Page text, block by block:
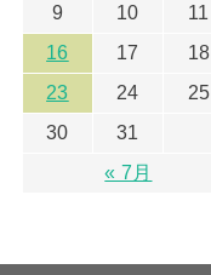
9
10 11
16
17 18
23
24 25
30
31
« 7月